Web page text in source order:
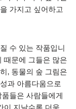
가지고 싶어하고
수 있는 작품입니
때문에 그들은 많은
, 동물의 숲 그림은
과 아름다움으로
들은 사람들에게
이 지날수록 더욱